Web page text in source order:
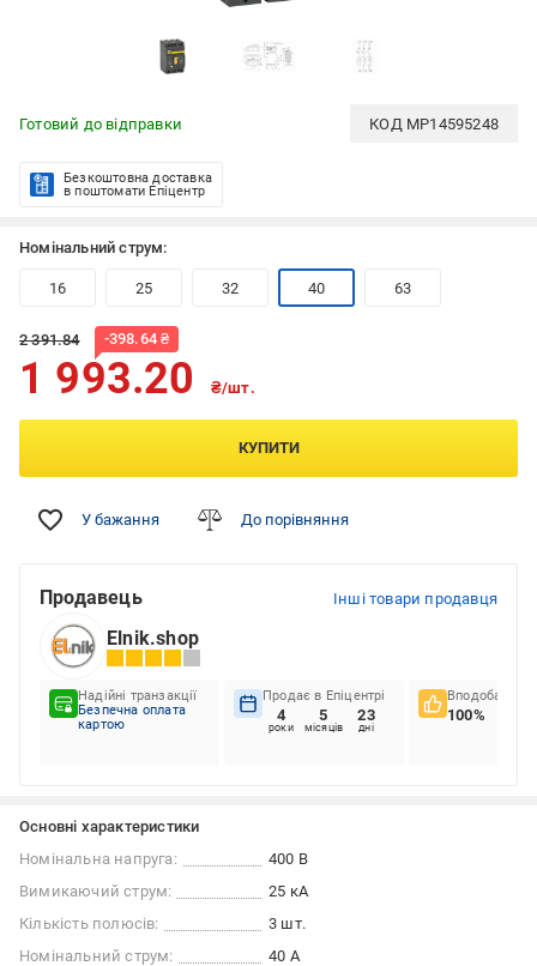
Готовий до відправки КОД MP14595248
Безкоштовна доставка
в поштомати Епіцентр
Номінальний струм:
16 25 32 40 63
2 391.84 -398.64 ₴
1 993.20 ₴/шт.
КУПИТИ
У бажання До порівняння
Продавець Інші товари продавця
Elnik.shop
Надійні транзакції
Безпечна оплата
картою
Продає в Епіцентрі
4
роки
5
місяців
23
дні
Вподобання
100%
Основні характеристики
Номінальна напруга:
400 В
Вимикаючий струм:
25 кА
Кількість полюсів:
3 шт.
Номінальний струм:
40 А